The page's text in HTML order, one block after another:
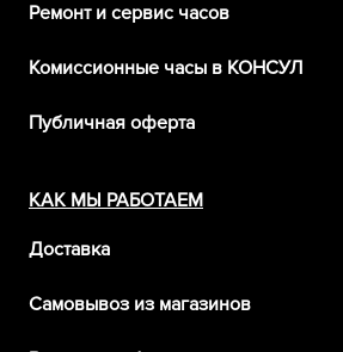
Ремонт и сервис часов
Комиссионные часы в КОНСУЛ
Публичная оферта
КАК МЫ РАБОТАЕМ
Доставка
Самовывоз из магазинов